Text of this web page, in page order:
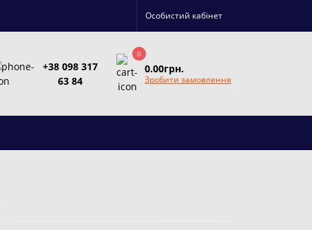
Особистий кабінет
+38 098 317
63 84
0
0.00грн.
Зробити замовлення